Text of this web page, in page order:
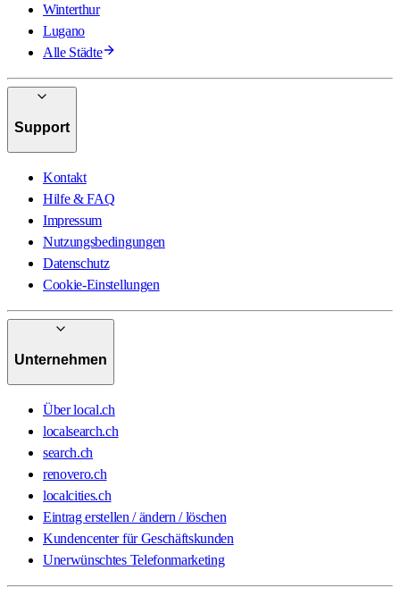
Winterthur
Lugano
Alle Städte
Support
Kontakt
Hilfe & FAQ
Impressum
Nutzungsbedingungen
Datenschutz
Cookie-Einstellungen
Unternehmen
Über local.ch
localsearch.ch
search.ch
renovero.ch
localcities.ch
Eintrag erstellen / ändern / löschen
Kundencenter für Geschäftskunden
Unerwünschtes Telefonmarketing